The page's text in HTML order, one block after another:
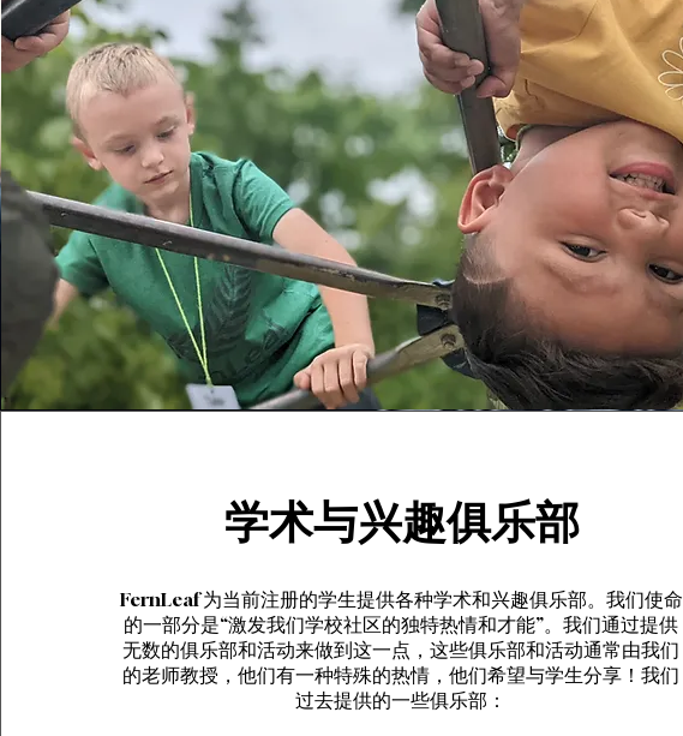
学术与兴趣俱乐部
FernLeaf 为当前注册的学生提供各种学术和兴趣俱乐部。我们使命
的一部分是“激发我们学校社区的独特热情和才能”。我们通过提供
无数的俱乐部和活动来做到这一点，这些俱乐部和活动通常由我们
的老师教授，他们有一种特殊的热情，他们希望与学生分享！我们
过去提供的一些俱乐部：